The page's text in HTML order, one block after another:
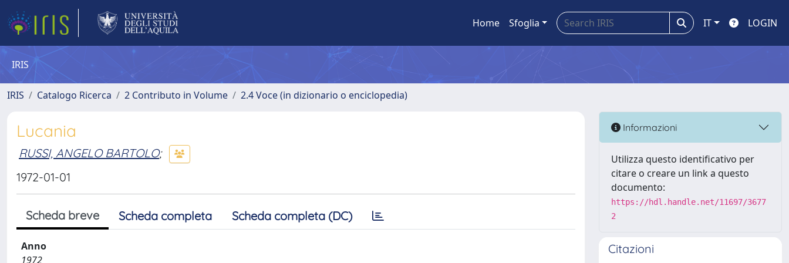
Home Sfoglia IT LOGIN
IRIS
IRIS Catalogo Ricerca 2 Contributo in Volume 2.4 Voce (in dizionario o enciclopedia)
Lucania
RUSSI, ANGELO BARTOLO;
1972-01-01
Scheda breve Scheda completa Scheda completa (DC)
Anno
1972
Informazioni
Utilizza questo identificativo per
citare o creare un link a questo
documento:
https://hdl.handle.net/11697/3677
2
Citazioni